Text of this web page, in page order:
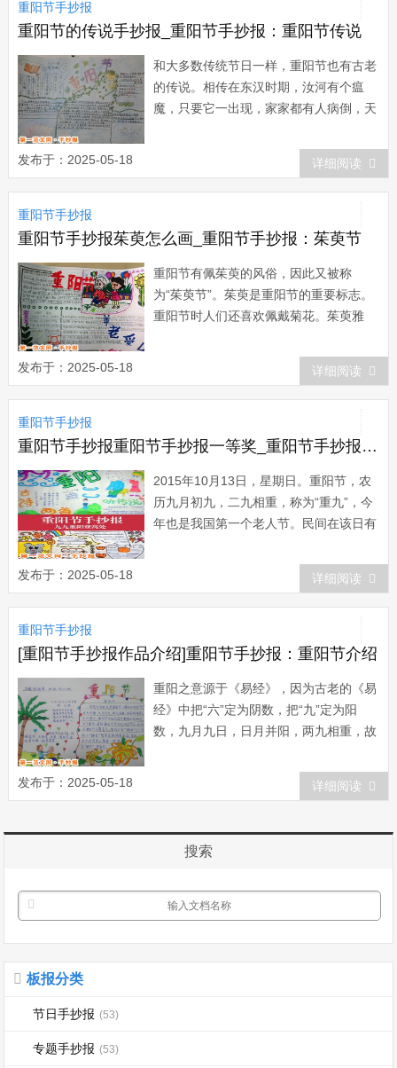
重阳节手抄报
重阳节的传说手抄报_重阳节手抄报：重阳节传说
和大多数传统节日一样，重阳节也有古老
的传说。相传在东汉时期，汝河有个瘟
魔，只要它一出现，家家都有人病倒，天
蹂躏。一场瘟疫夺走了青年恒景的父母的
生命，他自己也因病差点儿丧了命。病愈
之后，他辞别了心爱的妻子和父老乡亲，
决心出去访仙学艺，为民除掉瘟魔。恒景
四处访师寻...
发布于：2025-05-18 详细阅读
重阳节手抄报
重阳节手抄报茱萸怎么画_重阳节手抄报：茱萸节
重阳节有佩茱萸的风俗，因此又被称
为“茱萸节”。茱萸是重阳节的重要标志。
重阳节时人们还喜欢佩戴菊花。茱萸雅
一种可以做中药的果实，因为出产于吴地
(今江浙一带)的茱萸质量最好，因而又叫
吴茱萸...
发布于：2025-05-18 详细阅读
重阳节手抄报
重阳节手抄报重阳节手抄报一等奖_重阳节手抄报：重阳节
2015年10月13日，星期日。重阳节，农
历九月初九，二九相重，称为“重九”，今
年也是我国第一个老人节。民间在该日有
还有重九节、茱萸、菊花节等说法。由于
九月初九“九九”谐音是&ldquo...
发布于：2025-05-18 详细阅读
重阳节手抄报
[重阳节手抄报作品介绍]重阳节手抄报：重阳节介绍
重阳之意源于《易经》，因为古老的《易
经》中把“六”定为阴数，把“九”定为阳
数，九月九日，日月并阳，两九相重，故
庆贺的吉利日子，并且从很早就开始过此
节日。庆祝重阳节的活动多彩浪漫，一般
发布于：2025-05-18 详细阅读
搜索
板报分类
节日手抄报 (53)
专题手抄报 (53)